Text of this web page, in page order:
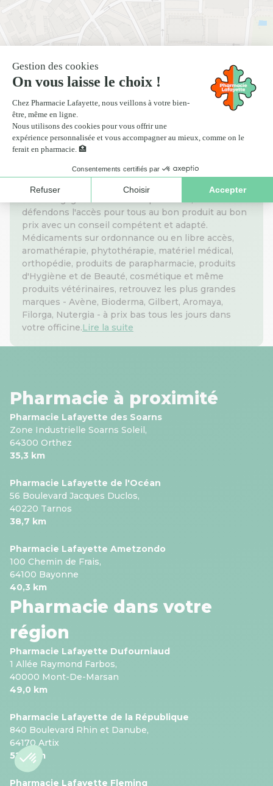
Nos informations pratiques
La Pharmacie Lafayette de la Cathédrale à Dax fait
partie du réseau Pharmacie Lafayette. A travers
défendons l'accès pour tous au bon produit au bon
prix avec un conseil compétent et adapté.
Médicaments sur ordonnance ou en libre accès,
aromathérapie, phytothérapie, matériel médical,
orthopédie, produits de parapharmacie, produits
d'Hygiène et de Beauté, cosmétique et même
produits vétérinaires, retrouvez les plus grandes
marques - Avène, Bioderma, Gilbert, Aromaya,
Filorga, Nutergia - à prix bas tous les jours dans
votre officine.Lire la suite
Pharmacie à proximité
Pharmacie Lafayette des Soarns
Zone Industrielle Soarns Soleil,
64300 Orthez
35,3 km
Pharmacie Lafayette de l'Océan
56 Boulevard Jacques Duclos,
40220 Tarnos
38,7 km
Pharmacie Lafayette Ametzondo
100 Chemin de Frais,
64100 Bayonne
40,3 km
Pharmacie dans votre
région
Pharmacie Lafayette Dufourniaud
1 Allée Raymond Farbos,
40000 Mont-De-Marsan
49,0 km
Pharmacie Lafayette de la République
840 Boulevard Rhin et Danube,
64170 Artix
52,7 km
Pharmacie Lafayette Fleming